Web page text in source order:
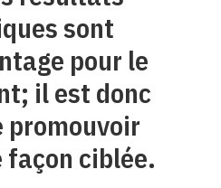
sont
pour le
il est donc
promouvoir
façon ciblée.